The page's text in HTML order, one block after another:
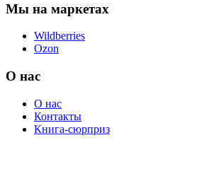
Мы на маркетах
Wildberries
Ozon
О нас
О нас
Контакты
Книга-сюрприз